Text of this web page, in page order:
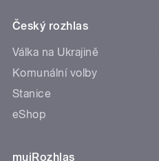
Český rozhlas
Válka na Ukrajině
Komunální volby
Stanice
eShop
mujRozhlas